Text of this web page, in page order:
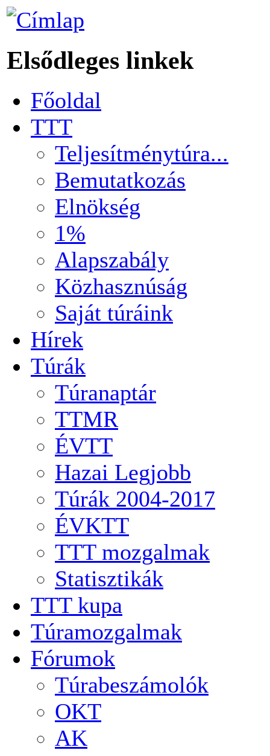
Elsődleges linkek
Főoldal
TTT
Teljesítménytúra...
Bemutatkozás
Elnökség
1%
Alapszabály
Közhasznúság
Saját túráink
Hírek
Túrák
Túranaptár
TTMR
ÉVTT
Hazai Legjobb
Túrák 2004-2017
ÉVKTT
TTT mozgalmak
Statisztikák
TTT kupa
Túramozgalmak
Fórumok
Túrabeszámolók
OKT
AK